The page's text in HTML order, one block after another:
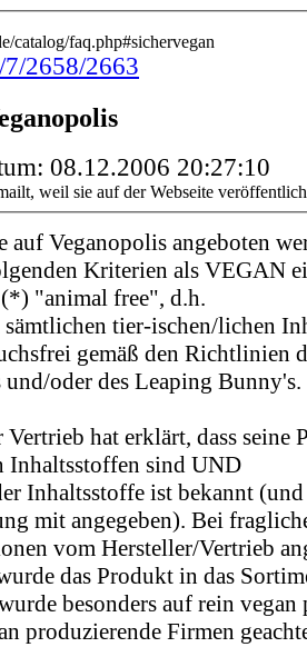
catalog/faq.php#sichervegan
2658/2663
08.12.2006 20:27:10
weil sie auf der Webseite
auf Veganopolis angeboten
Kriterien als VEGAN
"animal free", d.h.
tier-ischen/lichen
gemäß den Richtlinien
und/oder des Leaping Bunny's.
Vertrieb hat erklärt, dass seine
Inhaltsstoffen sind UND
Inhaltsstoffe ist bekannt
mit angegeben). Bei
vom Hersteller/Vertrieb
das Produkt in das
besonders auf rein vegan
produzierende Firmen